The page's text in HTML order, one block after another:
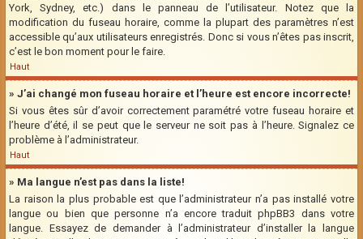
York, Sydney, etc.) dans le panneau de l’utilisateur. Notez que la
modification du fuseau horaire, comme la plupart des paramètres n’est
accessible qu’aux utilisateurs enregistrés. Donc si vous n’êtes pas inscrit,
c’est le bon moment pour le faire.
Haut
» J’ai changé mon fuseau horaire et l’heure est encore incorrecte!
Si vous êtes sûr d’avoir correctement paramétré votre fuseau horaire et
l’heure d’été, il se peut que le serveur ne soit pas à l’heure. Signalez ce
problème à l’administrateur.
Haut
» Ma langue n’est pas dans la liste!
La raison la plus probable est que l’administrateur n’a pas installé votre
langue ou bien que personne n’a encore traduit phpBB3 dans votre
langue. Essayez de demander à l’administrateur d’installer la langue